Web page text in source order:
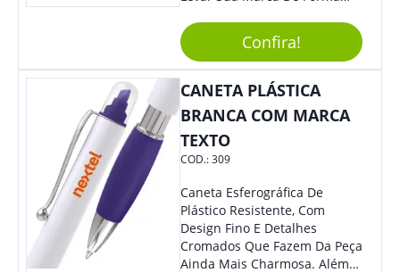
Sua Empresa Em Eventos,
Reuniões Corporativas Ou Até
Mesmo Para Presentear
Colaboradores E Parceiros De
Confira!
CANETA PLÁSTICA
BRANCA COM MARCA
TEXTO
COD.:309
Caneta Esferográfica De
Plástico Resistente, Com
Design Fino E Detalhes
Cromados Que Fazem Da Peça
Ainda Mais Charmosa. Além